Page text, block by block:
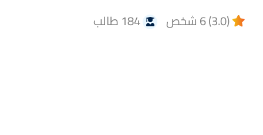
(3.0) 6 شخص 184 طالب